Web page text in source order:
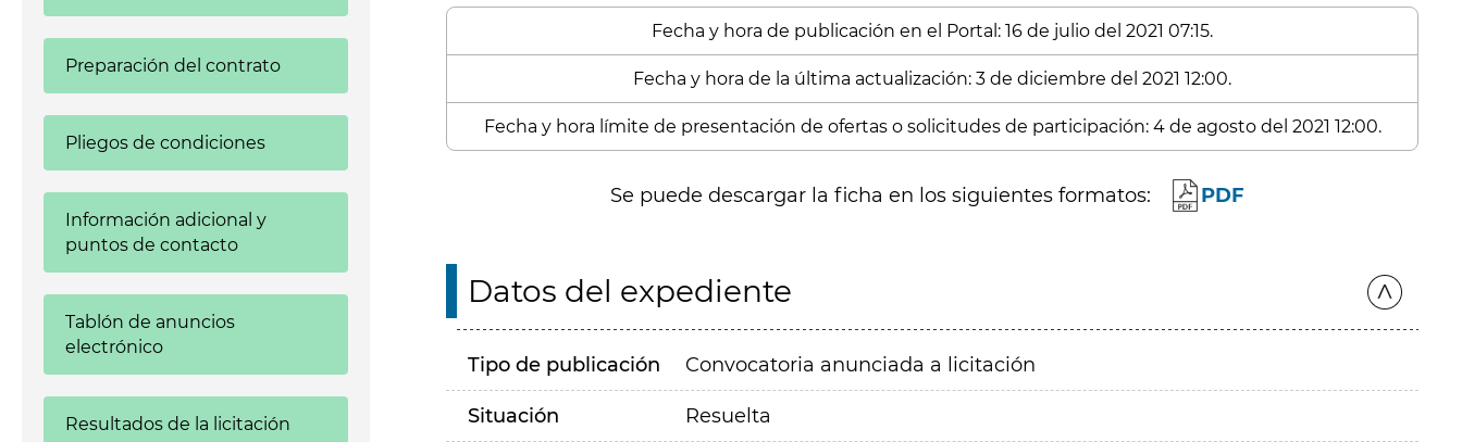
Preparación del contrato
Pliegos de condiciones
Información adicional y
puntos de contacto
Tablón de anuncios
electrónico
Resultados de la licitación
Fecha y hora de publicación en el Portal: 16 de julio del 2021 07:15.
Fecha y hora de la última actualización: 3 de diciembre del 2021 12:00.
Fecha y hora límite de presentación de ofertas o solicitudes de participación: 4 de agosto del 2021 12:00.
Se puede descargar la ficha en los siguientes formatos: PDF
Datos del expediente
Tipo de publicación Convocatoria anunciada a licitación
Situación Resuelta